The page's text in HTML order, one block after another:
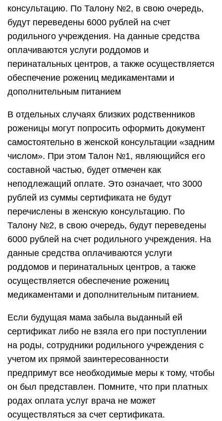
консультацию. По Талону №2, в свою очередь,
будут переведены 6000 рублей на счет
родильного учреждения. На данные средства
оплачиваются услуги роддомов и
перинатальных центров, а также осуществляется
обеспечение рожениц медикаментами и
дополнительным питанием
В отдельных случаях близких родственников
роженицы могут попросить оформить документ
самостоятельно в женской консультации «задним
числом». При этом Талон №1, являющийся его
составной частью, будет отмечен как
неподлежащий оплате. Это означает, что 3000
рублей из суммы сертификата не будут
перечислены в женскую консультацию. По
Талону №2, в свою очередь, будут переведены
6000 рублей на счет родильного учреждения. На
данные средства оплачиваются услуги
роддомов и перинатальных центров, а также
осуществляется обеспечение рожениц
медикаментами и дополнительным питанием.
Если будущая мама забыла выданный ей
сертификат либо не взяла его при поступлении
на роды, сотрудники родильного учреждения с
учетом их прямой заинтересованности
предпримут все необходимые меры к тому, чтобы
он был представлен. Помните, что при платных
родах оплата услуг врача не может
осуществляться за счет сертификата.